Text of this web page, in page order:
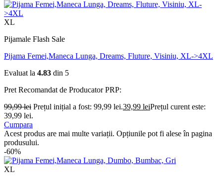
XL
Pijamale Flash Sale
Pijama Femei,Maneca Lunga, Dreams, Fluture, Visiniu, XL->4XL
Evaluat la 4.83 din 5
Pret Recomandat de ProducatorPRP:
99,99lei Prețul inițial a fost: 99,99 lei.39,99 leiPrețul curent este:
39,99 lei.
Cumpara
Acest produs are mai multe variații. Opțiunile pot fi alese în pagina
produsului.
-60%
XL